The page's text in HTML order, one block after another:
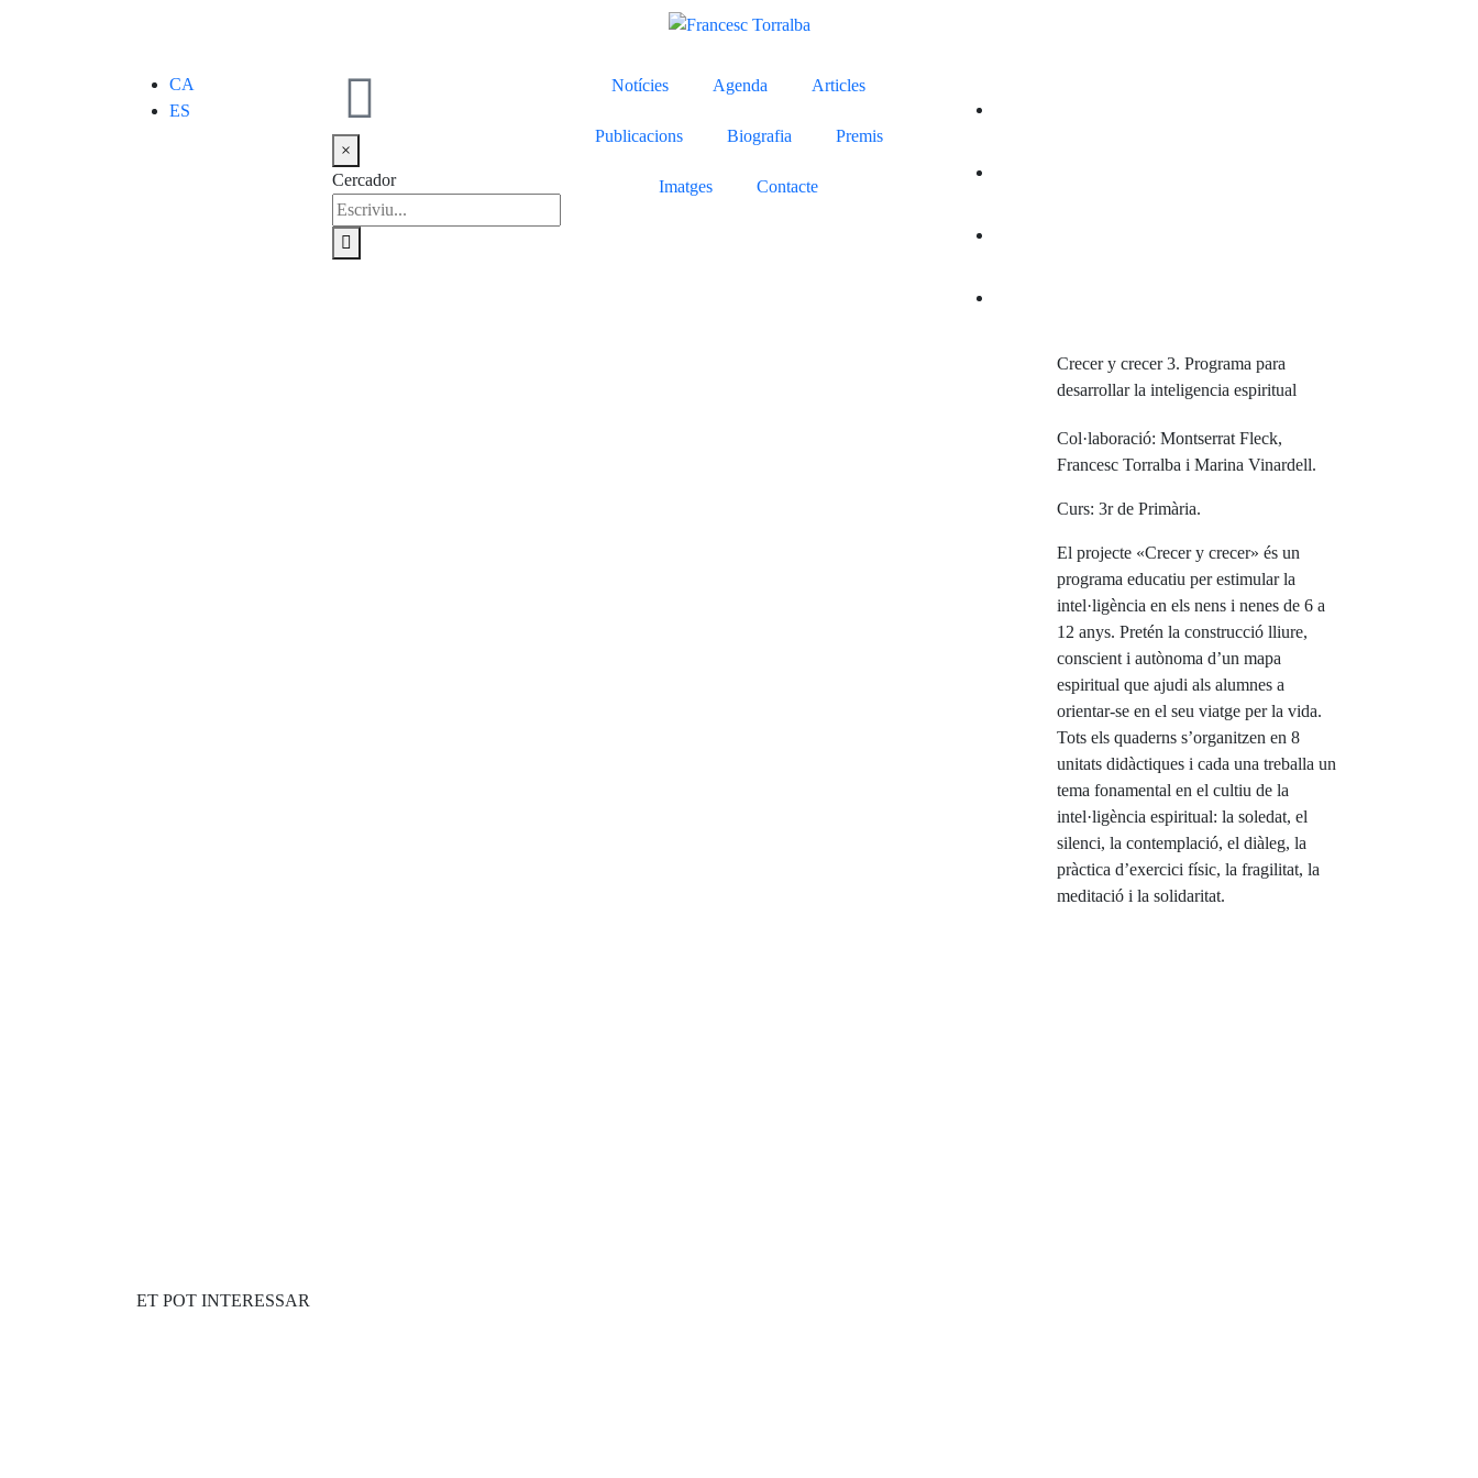
CA
ES
×
Cercador
Notícies Agenda Articles
Publicacions Biografia Premis
Imatges Contacte
Crecer y crecer 3. Programa para
desarrollar la inteligencia espiritual
Col·laboració: Montserrat Fleck,
Francesc Torralba i Marina Vinardell.
Curs: 3r de Primària.
El projecte «Crecer y crecer» és un
programa educatiu per estimular la
intel·ligència en els nens i nenes de 6 a
12 anys. Pretén la construcció lliure,
conscient i autònoma d’un mapa
espiritual que ajudi als alumnes a
orientar-se en el seu viatge per la vida.
Tots els quaderns s’organitzen en 8
unitats didàctiques i cada una treballa un
tema fonamental en el cultiu de la
intel·ligència espiritual: la soledat, el
silenci, la contemplació, el diàleg, la
pràctica d’exercici físic, la fragilitat, la
meditació i la solidaritat.
ET POT INTERESSAR